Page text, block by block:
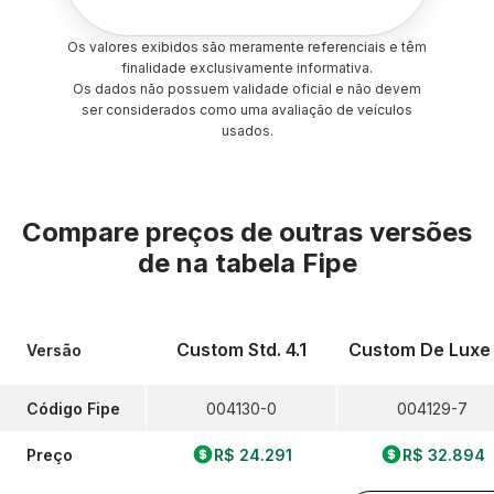
Os valores exibidos são meramente referenciais e têm
finalidade exclusivamente informativa.
Os dados não possuem validade oficial e não devem
ser considerados como uma avaliação de veículos
usados.
Compare preços de outras versões
de na tabela Fipe
Versão
Código Fipe
Preço
Custom Std. 4.1
004130-0
R$ 24.291
Custom De Luxe
004129-7
R$ 32.894